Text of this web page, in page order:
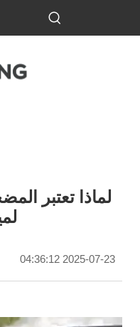
لماذا تعتبر
2025-07-23 04:36:12